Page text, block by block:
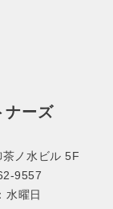
ナーズ
ノ水ビル 5F
9557
水曜日